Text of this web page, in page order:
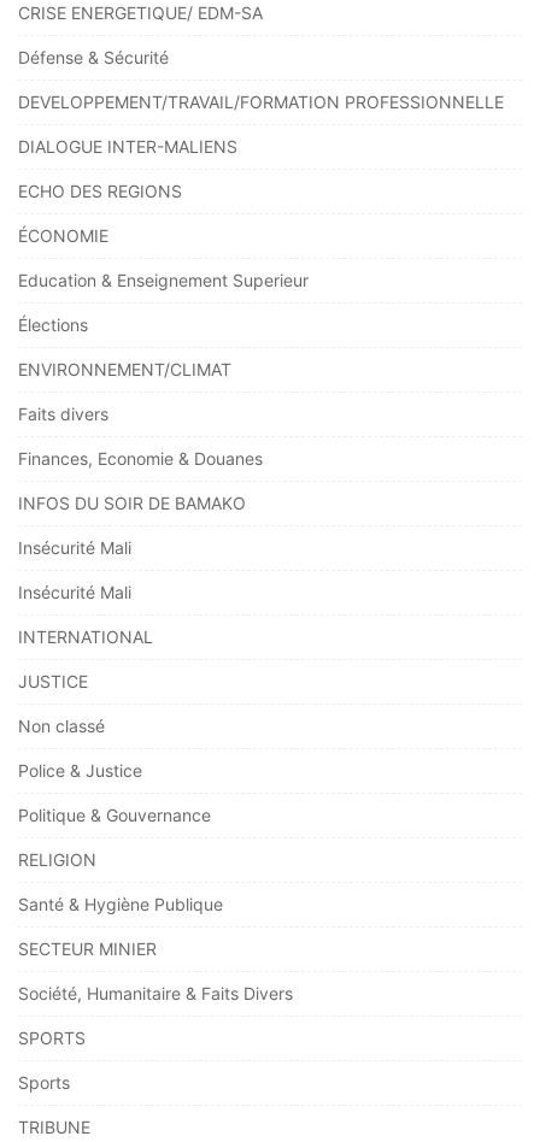
CRISE ENERGETIQUE/ EDM-SA
Défense & Sécurité
DEVELOPPEMENT/TRAVAIL/FORMATION PROFESSIONNELLE
DIALOGUE INTER-MALIENS
ECHO DES REGIONS
ÉCONOMIE
Education & Enseignement Superieur
Élections
ENVIRONNEMENT/CLIMAT
Faits divers
Finances, Economie & Douanes
INFOS DU SOIR DE BAMAKO
Insécurité Mali
Insécurité Mali
INTERNATIONAL
JUSTICE
Non classé
Police & Justice
Politique & Gouvernance
RELIGION
Santé & Hygiène Publique
SECTEUR MINIER
Société, Humanitaire & Faits Divers
SPORTS
Sports
TRIBUNE